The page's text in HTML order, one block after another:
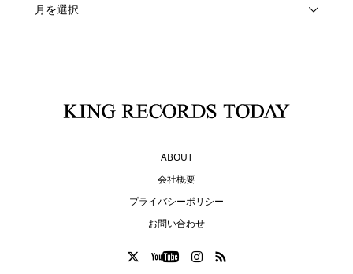
月を選択
ABOUT
会社概要
プライバシーポリシー
お問い合わせ